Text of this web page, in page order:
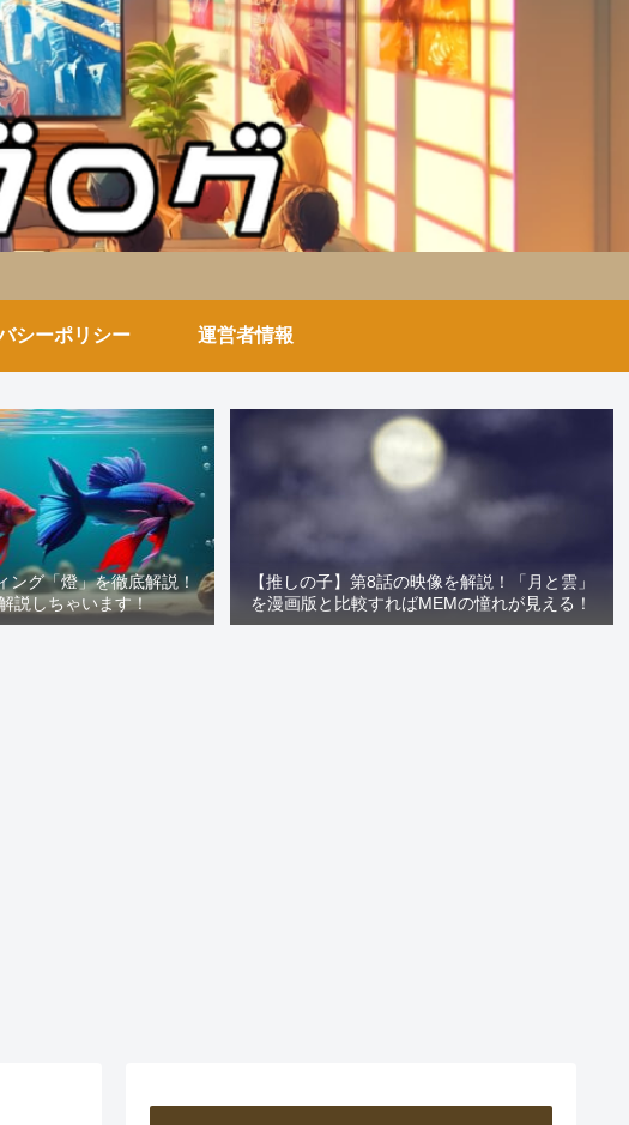
シーポリシー 運営者情報
ング「燈」を徹底解説！
説しちゃいます！
【推しの子】第8話の映像を解説！「月と雲」
を漫画版と比較すればMEMの憧れが見える！